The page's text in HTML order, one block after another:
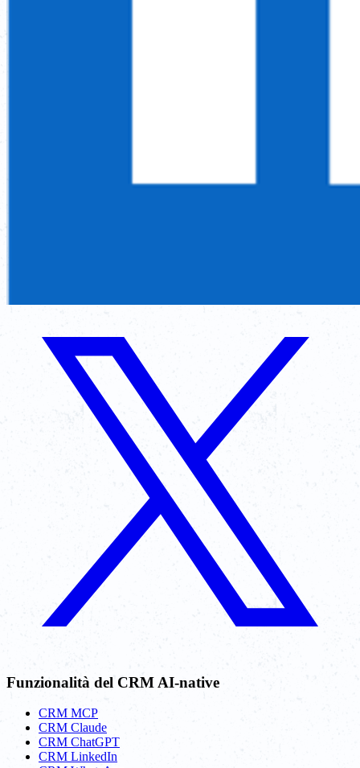
Funzionalità del CRM AI-native
CRM MCP
CRM Claude
CRM ChatGPT
CRM LinkedIn